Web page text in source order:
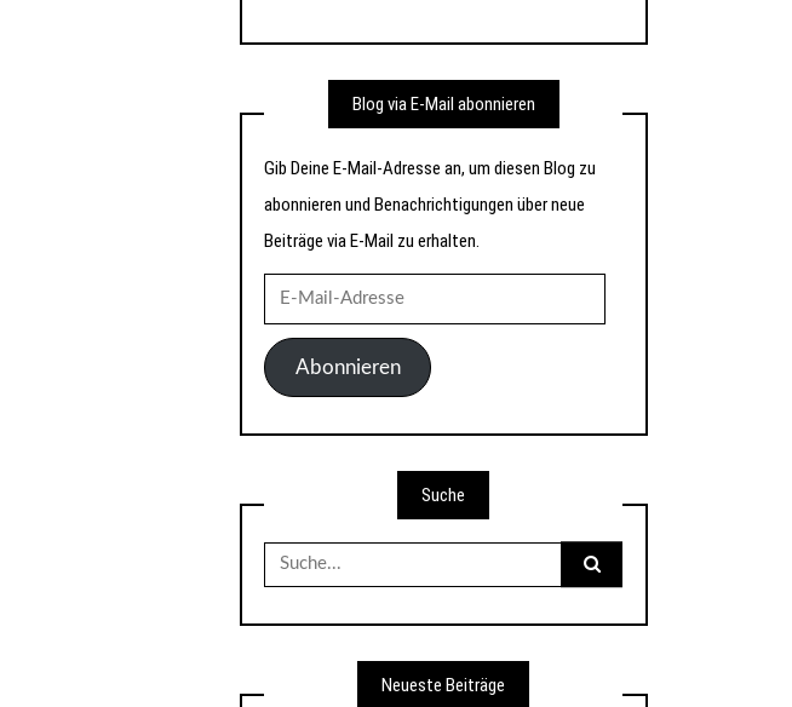
Blog via E-Mail abonnieren
Gib Deine E-Mail-Adresse an, um diesen Blog zu
abonnieren und Benachrichtigungen über neue
Beiträge via E-Mail zu erhalten.
Mail-
AdresseAbonnieren
Suche
Suche
nach:
Neueste Beiträge